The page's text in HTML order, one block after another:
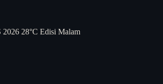
2026 28°C Edisi Malam